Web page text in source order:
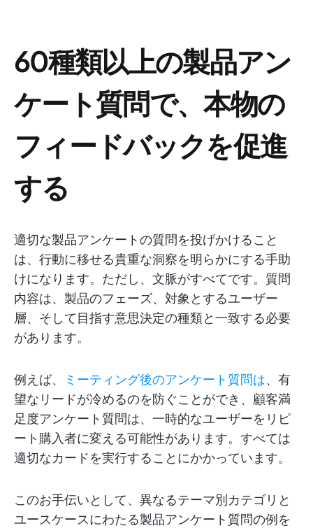
60種類以上の製品アン
ケート質問で、本物の
フィードバックを促進
する
適切な製品アンケートの質問を投げかけること
は、行動に移せる貴重な洞察を明らかにする手助
けになります。ただし、文脈がすべてです。質問
内容は、製品のフェーズ、対象とするユーザー
層、そして目指す意思決定の種類と一致する必要
があります。
例えば、 ミーティング後のアンケート質問は、有
望なリードが冷めるのを防ぐことができ、顧客満
足度アンケート質問は、一時的なユーザーをリピ
ート購入者に変える可能性があります。すべては
適切なカードを実行することにかかっています。
このお手伝いとして、異なるテーマ別カテゴリと
ユースケースにわたる製品アンケート質問の例を